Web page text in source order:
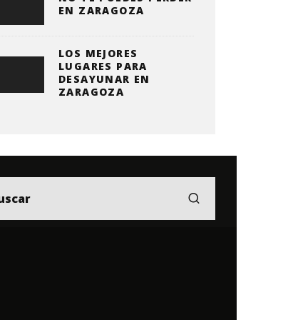
EN ZARAGOZA
LOS MEJORES
LUGARES PARA
DESAYUNAR EN
ZARAGOZA